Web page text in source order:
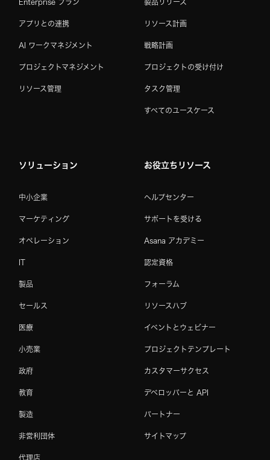
Enterprise プラン
アプリとの連携
AI ワークマネジメント
プロジェクトマネジメント
リソース管理
製品リリース
リソース計画
戦略計画
プロジェクトの受け付け
タスク管理
すべてのユースケース
ソリューション
中小企業
マーケティング
オペレーション
製品
セールス
医療
小売業
政府
教育
製造
非営利団体
代理店
お役立ちリソース
ヘルプセンター
サポートを受ける
Asana アカデミー
認定資格
フォーラム
リソースハブ
イベントとウェビナー
プロジェクトテンプレート
カスタマーサクセス
デベロッパーと API
パートナー
サイトマップ